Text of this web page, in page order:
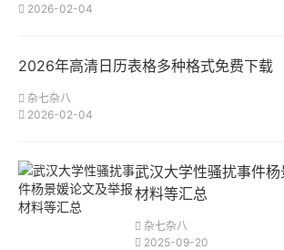
2026-02-04
2026年高清日历表格多种格式免费下载
杂七杂八
2026-02-04
武汉大学性骚扰事件
材料等汇总
杂七杂八
2025-09-20